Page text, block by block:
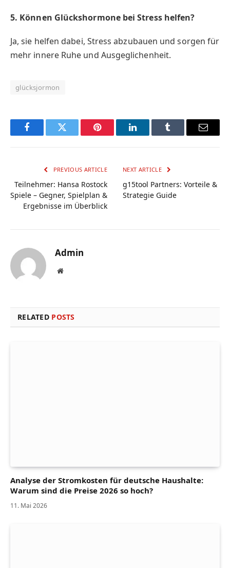
5. Können Glückshormone bei Stress helfen?
Ja, sie helfen dabei, Stress abzubauen und sorgen für
mehr innere Ruhe und Ausgeglichenheit.
glücksjormon
FacebookTwitter Pinterest LinkedInTumblr Email
PREVIOUS ARTICLE
Teilnehmer: Hansa Rostock
Spiele – Gegner, Spielplan &
Ergebnisse im Überblick
NEXT ARTICLE
g15tool Partners: Vorteile &
Strategie Guide
Admin
Website
RELATED POSTS
Analyse der Stromkosten für deutsche Haushalte:
Warum sind die Preise 2026 so hoch?
11. Mai 2026